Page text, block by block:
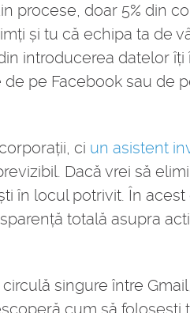
procese, doar 5% din
și tu că echipa ta de
introducerea datelor
pe Facebook sau de
ci un asistent
Dacă vrei să
în locul potrivit. În acest
totală asupra
singure între
cum să folosești